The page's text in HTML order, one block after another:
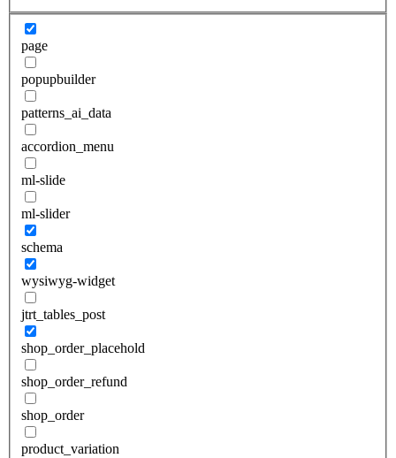
page
popupbuilder
patterns_ai_data
accordion_menu
ml-slide
ml-slider
schema
wysiwyg-widget
jtrt_tables_post
shop_order_placehold
shop_order_refund
shop_order
product_variation